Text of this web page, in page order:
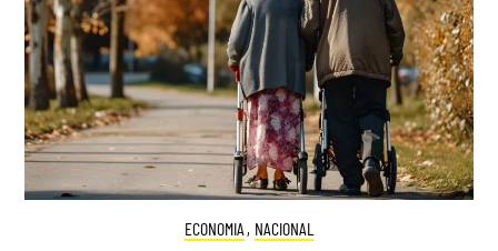
ECONOMIA , NACIONAL